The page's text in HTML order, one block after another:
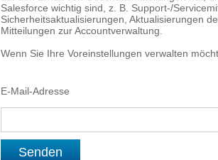
Salesforce wichtig sind, z. B. Support-/
Sicherheitsaktualisierungen, Aktualisierungen
Mitteilungen zur Accountverwaltung.
Wenn Sie Ihre Voreinstellungen verwalten
E-Mail-Adresse
Senden